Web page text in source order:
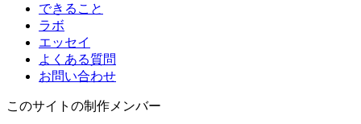
できること
ラボ
エッセイ
よくある質問
お問い合わせ
このサイトの制作メンバー